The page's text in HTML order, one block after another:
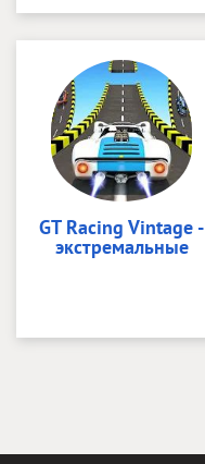
GT Racing Vintage -
экстремальные